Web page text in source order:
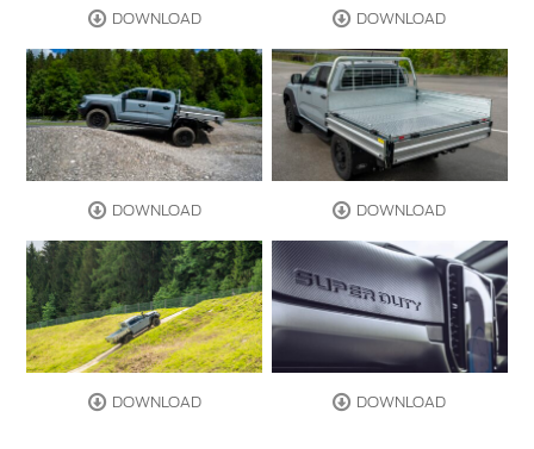
DOWNLOAD DOWNLOAD
DOWNLOAD DOWNLOAD
DOWNLOAD DOWNLOAD